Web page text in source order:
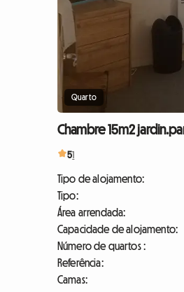
Quarto
Chambre 15m2
51
Tipo de alojamento:
Tipo:
Área arrendada:
Capacidade de alojamento:
Número de quartos :
Referência:
Camas: